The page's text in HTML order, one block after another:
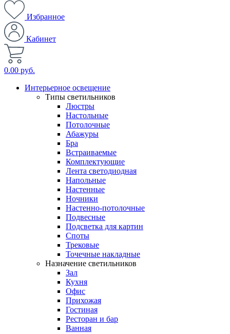
Избранное
Кабинет
0.00 руб.
Интерьерное освещение
Типы светильников
Люстры
Настольные
Потолочные
Абажуры
Бра
Встраиваемые
Комплектующие
Лента светодиодная
Напольные
Настенные
Ночники
Настенно-потолочные
Подвесные
Подсветка для картин
Споты
Трековые
Точечные накладные
Назначение светильников
Зал
Кухня
Офис
Прихожая
Гостиная
Ресторан и бар
Ванная